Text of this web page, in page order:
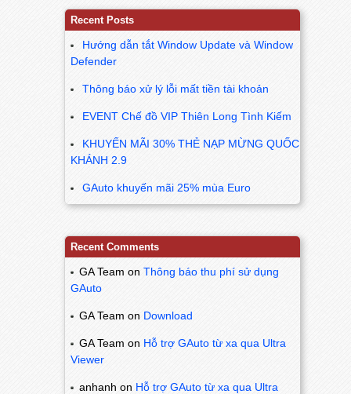
Recent Posts
Hướng dẫn tắt Window Update và Window
Defender
Thông báo xử lý lỗi mất tiền tài khoản
EVENT Chế đồ VIP Thiên Long Tình Kiếm
KHUYẾN MÃI 30% THẺ NẠP MỪNG QUỐC
KHÁNH 2.9
GAuto khuyến mãi 25% mùa Euro
Recent Comments
GA Team on Thông báo thu phí sử dụng
GAuto
GA Team on Download
GA Team on Hỗ trợ GAuto từ xa qua Ultra
Viewer
anhanh on Hỗ trợ GAuto từ xa qua Ultra